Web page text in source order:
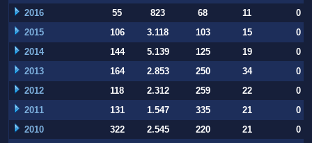
2016
55 823 68 11
0
2015
106 3.118 103 15
0
2014
144 5.139 125 19
0
2013
164 2.853 250 34
0
2012
118 2.312 259 22
0
2011
131 1.547 335 21
0
2010
322 2.545 220 21 0